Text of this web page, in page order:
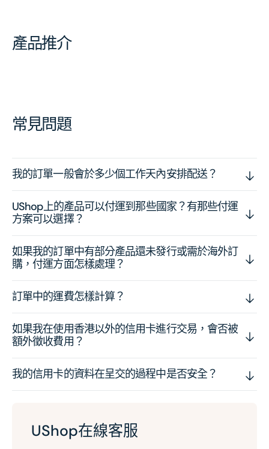
產品推介
常見問題
我的訂單一般會於多少個工作天內安排配送？
UShop上的產品可以付運到那些國家？有那些付運
方案可以選擇？
如果我的訂單中有部分產品還未發行或需於海外訂
購，付運方面怎樣處理？
訂單中的運費怎樣計算？
如果我在使用香港以外的信用卡進行交易，會否被
額外徵收費用？
我的信用卡的資料在呈交的過程中是否安全？
UShop在線客服